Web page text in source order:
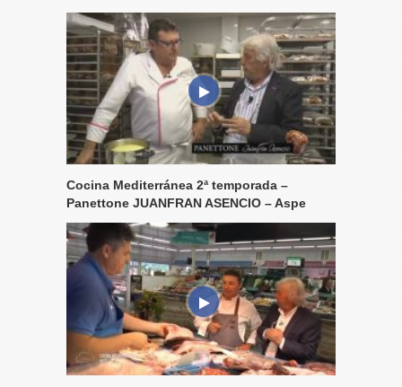
Cocina Mediterránea 2ª temporada –
Panettone JUANFRAN ASENCIO – Aspe